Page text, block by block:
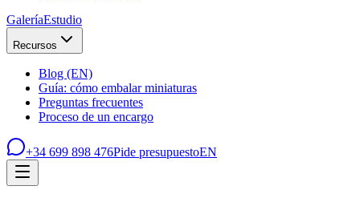
GaleríaEstudio
Recursos
Blog (EN)
Guía: cómo embalar miniaturas
Preguntas frecuentes
Proceso de un encargo
+34 699 898 476Pide presupuestoEN